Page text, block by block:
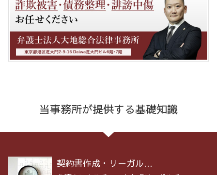
当事務所が提供する基礎知識
契約書作成・リーガル...